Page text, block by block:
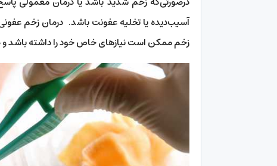
آسیب‌دیده یا تخلیه عفونت باشد. درمان زخم
زخم ممکن است نیاز‌های خاص خود را داشته